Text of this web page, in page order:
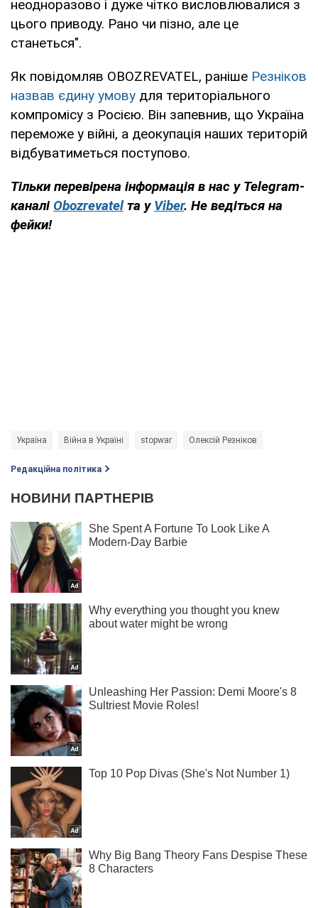
неодноразово і дуже чітко висловлювалися з
цього приводу. Рано чи пізно, але це
станеться".
Як повідомляв OBOZREVATEL, раніше Резніков
назвав єдину умову для територіального
компромісу з Росією. Він запевнив, що Україна
переможе у війні, а деокупація наших територій
відбуватиметься поступово.
Тільки перевірена інформація в нас у Telegram-
каналі Obozrevatelта у Viber. Не ведіться на
фейки!
Україна Війна в Україні stopwar Олексій Резніков
Редакційна політика